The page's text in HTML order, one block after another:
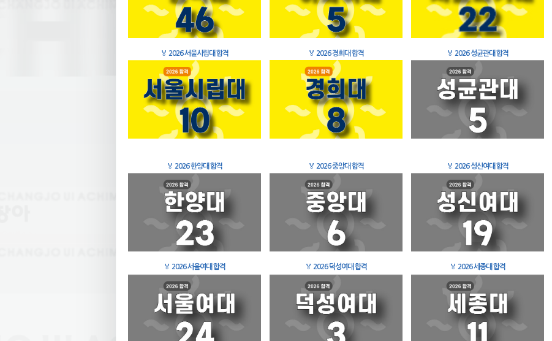
🏅 2026 서울시립대 합격 🏅 2026 경희대 합격 🏅 2026 성균관대 합격
🏅 2026 한양대 합격 🏅 2026 중앙대 합격 🏅 2026 성신여대 합격
🏅 2026 서울여대 합격 🏅 2026 덕성여대 합격 🏅 2026 세종대 합격